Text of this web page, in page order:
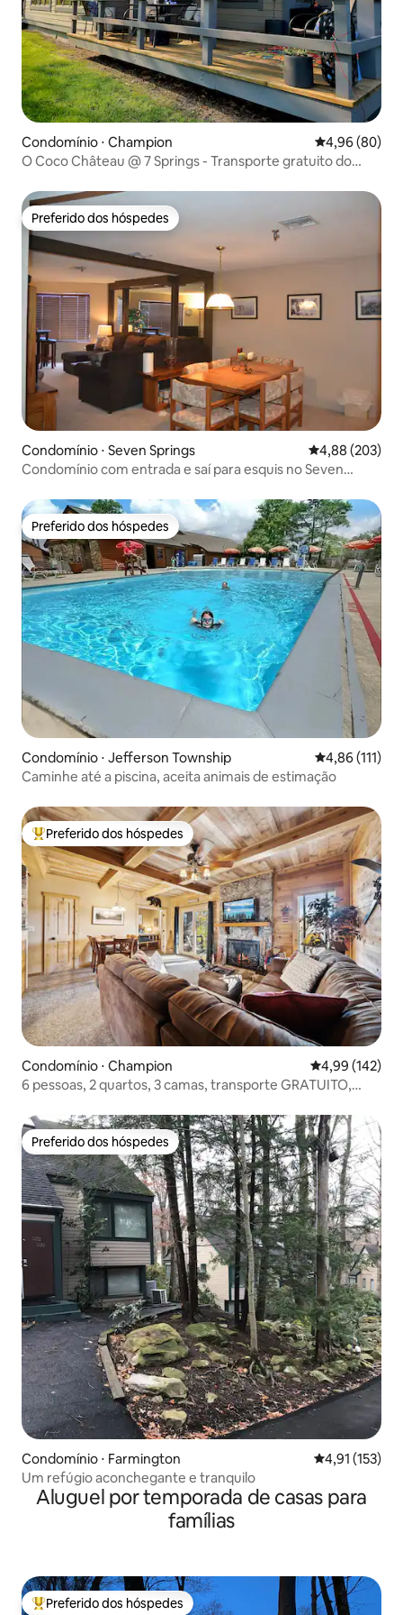
Condomínio ⋅ Champion 4,96 de uma
4,96 (80)
O Coco Château @ 7 Springs - Transporte gratuito do
Preferido dos hóspedes
Preferido dos hóspedes
Condomínio ⋅ Seven Springs 4,88 de uma
4,88 (203)
Condomínio com entrada e saí para esquis no Seven
Preferido dos hóspedes
Preferido dos hóspedes
Condomínio ⋅ Jefferson Township 4,86 de uma
4,86 (111)
Caminhe até a piscina, aceita animais de estimação
Entre os melhores preferidos dos hóspedes
Preferido dos hóspedes
Condomínio ⋅ Champion 4,99 de uma
4,99 (142)
6 pessoas, 2 quartos, 3 camas, transporte GRATUITO,
Preferido dos hóspedes
Preferido dos hóspedes
Condomínio ⋅ Farmington 4,91 de uma
4,91 (153)
Um refúgio aconchegante e tranquilo
Aluguel por temporada de casas para
famílias
Entre os melhores preferidos dos hóspedes
Preferido dos hóspedes